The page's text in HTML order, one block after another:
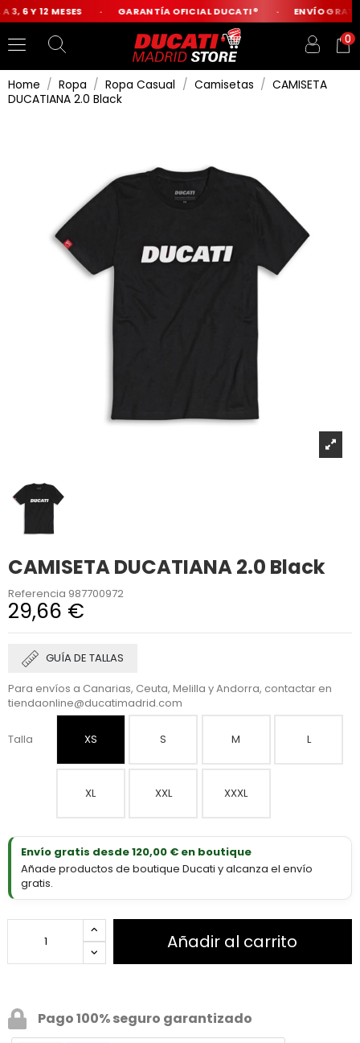
6 Y 12 MESES GARANTÍA OFICIAL DUCATI® ENVÍO
0
Home Ropa Ropa Casual Camisetas
CAMISETA
DUCATIANA 2.0 Black
CAMISETA DUCATIANA 2.0 Black
Referencia 987700972
29,66 €
GUÍA DE TALLAS
Para envíos a Canarias, Ceuta, Melilla y Andorra, contactar en
tiendaonline@ducatimadrid.com
Talla XS S M L
XL XXL XXXL
Envío gratis desde 120,00 € en boutique
Añade productos de boutique Ducati y alcanza el envío
gratis.
Añadir al carrito
Pago 100% seguro garantizado